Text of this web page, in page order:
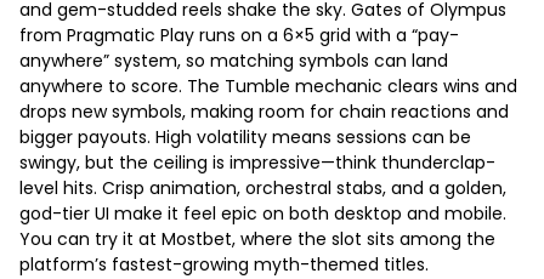
and gem-studded reels shake the sky. Gates of Olympus
from Pragmatic Play runs on a 6×5 grid with a “pay-
anywhere” system, so matching symbols can land
anywhere to score. The Tumble mechanic clears wins and
drops new symbols, making room for chain reactions and
bigger payouts. High volatility means sessions can be
swingy, but the ceiling is impressive—think thunderclap-
level hits. Crisp animation, orchestral stabs, and a golden,
god-tier UI make it feel epic on both desktop and mobile.
You can try it at Mostbet, where the slot sits among the
platform’s fastest-growing myth-themed titles.